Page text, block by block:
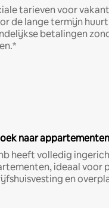
tarieven voor
de lange termijn
betalingen
naar
heeft volledig
ideaal voor
en